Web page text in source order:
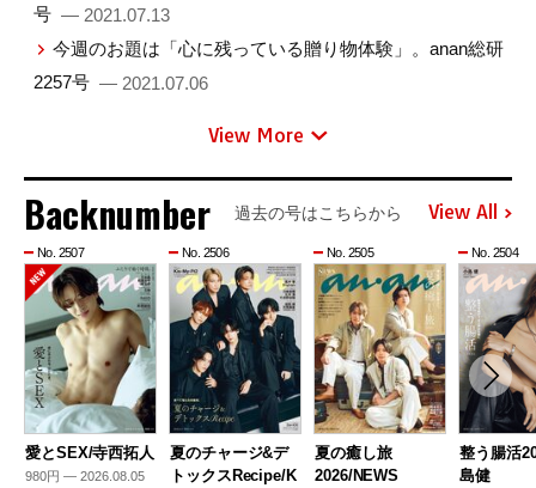
号 — 2021.07.13
今週のお題は「心に残っている贈り物体験」。anan総研
2257号 — 2021.07.06
View More
Backnumber 過去の号はこちらから View All
No. 2507
愛とSEX/寺西拓人
980円 — 2026.08.05
No. 2506
夏のチャージ&デ
トックスRecipe/K
No. 2505
夏の癒し旅
2026/NEWS
No. 2504
整う腸活
島健